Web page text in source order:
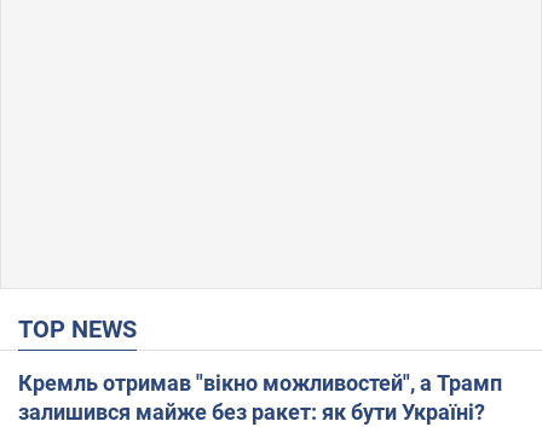
TOP NEWS
Кремль отримав "вікно можливостей", а Трамп
залишився майже без ракет: як бути Україні?